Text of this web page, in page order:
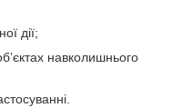
дії;
навколишнього